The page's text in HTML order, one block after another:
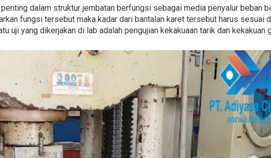
dalam struktur jembatan berfungsi sebagai media penyalur beban
fungsi tersebut maka kadar dari bantalan karet tersebut harus sesuai
uji yang dikerjakan di lab adalah pengujian kekakuaan tarik dan kekakuan